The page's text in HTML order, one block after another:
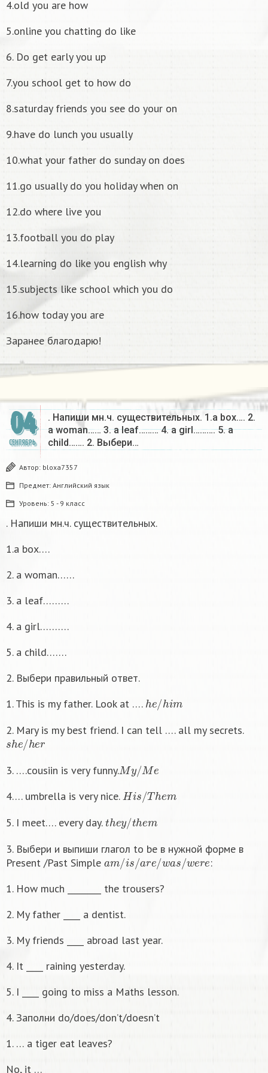
4.old you are how
5.online you chatting do like
6. Do get early you up
7.you school get to how do
8.saturday friends you see do your on
9.have do lunch you usually
10.what your father do sunday on does
11.go usually do you holiday when on
12.do where live you
13.football you do play
14.learning do like you english why
15.subjects like school which you do
16.how today you are
Заранее благодарю!
04
СЕНТЯБРЬ
. Напиши мн.ч. существительных. 1.а box…. 2.
а woman…… 3. а leaf……… 4. а girl………. 5. а
child……. 2. Выбери…
Автор: bloxa7357
Предмет: Английский язык
Уровень: 5 - 9 класс
. Напиши мн.ч. существительных.
1.а box….
2. а woman……
3. а leaf………
4. а girl……….
5. а child…….
2. Выбери правильный ответ.
1. This is my father. Look at …. h /h m
2. Mary is my best friend. I can tell …. all my secrets.
she/her
3. ….cousiin is very funny.M y M e
4…. umbrella is very nice. His The
5. I meet…. every day. th /th
3. Выбери и выпиши глагол to be в нужной форме в
Present /Past Simple am/is ar e/wa s/were
:
1. How much ________ the trousers?
2. My father ____ a dentist.
3. My friends ____ abroad last year.
4. It ____ raining yesterday.
5. I ____ going to miss a Maths lesson.
4. Заполни do/does/don’t/doesn’t
1. … a tiger eat leaves?
No, it …